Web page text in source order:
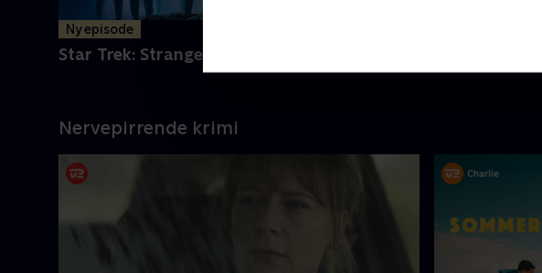
Ny episode
Star Trek: Strange New Worlds
Nervepirrende krimi